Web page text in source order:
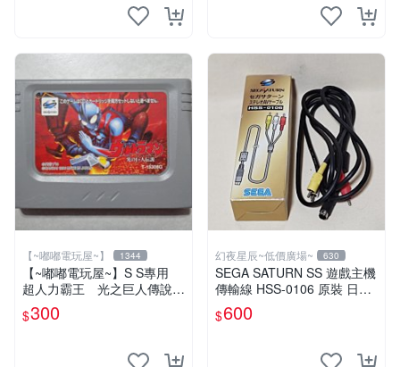
【~嘟嘟電玩屋~】 1344
【~嘟嘟電玩屋~】S S專用
超人力霸王 光之巨人傳說
加速卡
$300
幻夜星辰~低價廣場~ 630
SEGA SATURN SS 遊戲主機
傳輸線 HSS-0106 原裝 日本
製 含盒 美品
$600